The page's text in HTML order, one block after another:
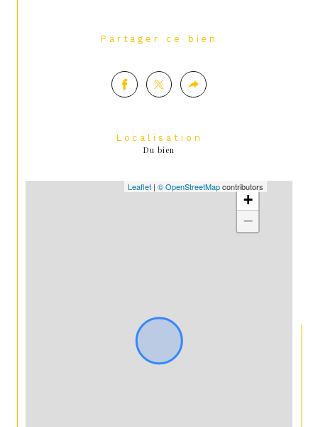
Partager ce bien
Localisation
Du bien
+
−
Leaflet | © OpenStreetMapcontributors